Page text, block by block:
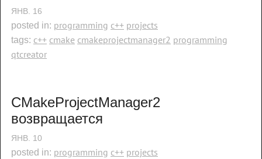
ЯНВ. 16
posted in: programming c++ projects
tags: c++ cmake cmakeprojectmanager2 programming
qtcreator
CMakeProjectManager2
возвращается
ЯНВ. 10
posted in: programming c++ projects